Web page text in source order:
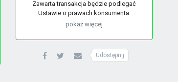
Zawarta transakcja będzie podlegać
Ustawie o prawach konsumenta.
pokaż więcej
Udostępnij